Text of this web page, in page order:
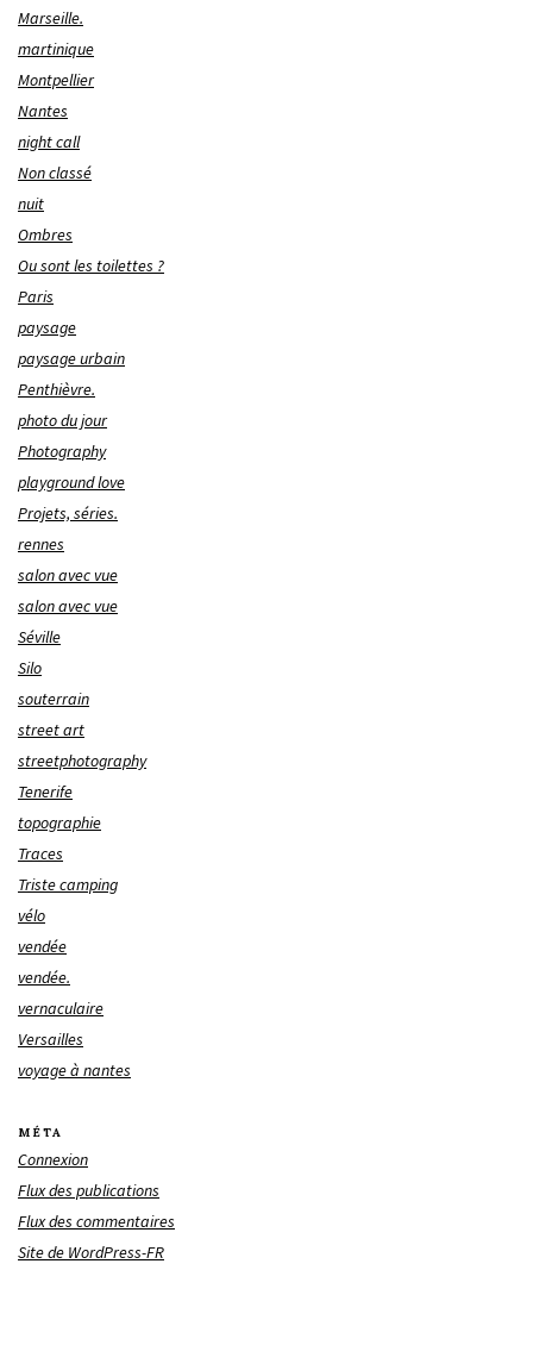
Marseille.
martinique
Montpellier
Nantes
night call
Non classé
nuit
Ombres
Ou sont les toilettes ?
Paris
paysage
paysage urbain
Penthièvre.
photo du jour
Photography
playground love
Projets, séries.
rennes
salon avec vue
salon avec vue
Séville
Silo
souterrain
street art
streetphotography
Tenerife
topographie
Traces
Triste camping
vélo
vendée
vendée.
vernaculaire
Versailles
voyage à nantes
MÉTA
Connexion
Flux des publications
Flux des commentaires
Site de WordPress-FR